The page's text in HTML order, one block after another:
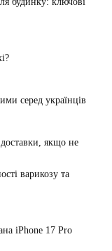
серед українців
якщо не
варикозу та
iPhone 17 Pro